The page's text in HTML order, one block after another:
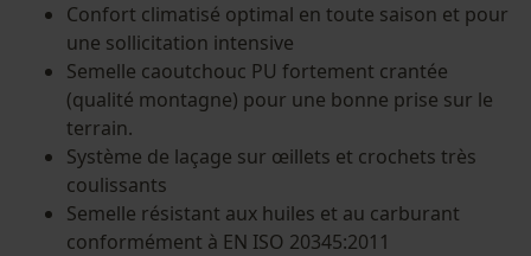
Confort climatisé optimal en toute saison et pour
une sollicitation intensive
Semelle caoutchouc PU fortement crantée
(qualité montagne) pour une bonne prise sur le
terrain.
Système de laçage sur œillets et crochets très
coulissants
Semelle résistant aux huiles et au carburant
conformément à EN ISO 20345:2011